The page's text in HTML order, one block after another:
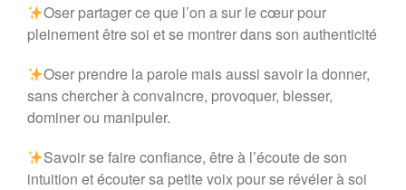
Oser partager ce que l’on a sur le cœur pour
pleinement être soi et se montrer dans son authenticité
Oser prendre la parole mais aussi savoir la donner,
sans chercher à convaincre, provoquer, blesser,
dominer ou manipuler.
Savoir se faire confiance, être à l’écoute de son
intuition et écouter sa petite voix pour se révéler à soi